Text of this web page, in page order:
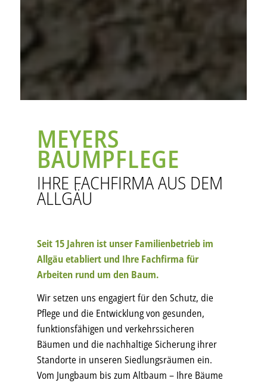
MEYERS
BAUMPFLEGE
IHRE FACHFIRMA AUS DEM
ALLGÄU
Seit 15 Jahren ist unser Familienbetrieb im
Allgäu etabliert und Ihre Fachfirma für
Arbeiten rund um den Baum.
Wir setzen uns engagiert für den Schutz, die
Pflege und die Entwicklung von gesunden,
funktionsfähigen und verkehrssicheren
Bäumen und die nachhaltige Sicherung ihrer
Standorte in unseren Siedlungsräumen ein.
Vom Jungbaum bis zum Altbaum – Ihre Bäume